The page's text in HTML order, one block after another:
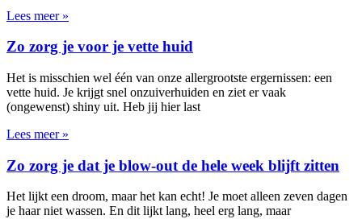
Lees meer »
Zo zorg je voor je vette huid
Het is misschien wel één van onze allergrootste ergernissen: een
vette huid. Je krijgt snel onzuiverhuiden en ziet er vaak
(ongewenst) shiny uit. Heb jij hier last
Lees meer »
Zo zorg je dat je blow-out de hele week blijft zitten
Het lijkt een droom, maar het kan echt! Je moet alleen zeven dagen
je haar niet wassen. En dit lijkt lang, heel erg lang, maar